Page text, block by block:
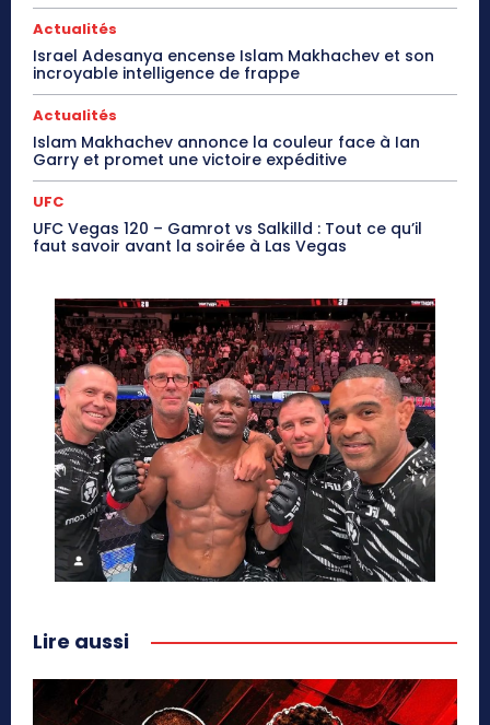
Actualités
Israel Adesanya encense Islam Makhachev et son
incroyable intelligence de frappe
Actualités
Islam Makhachev annonce la couleur face à Ian
Garry et promet une victoire expéditive
UFC
UFC Vegas 120 – Gamrot vs Salkilld : Tout ce qu’il
faut savoir avant la soirée à Las Vegas
Lire aussi